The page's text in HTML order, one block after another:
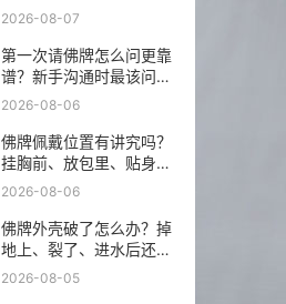
意什么
2026-08-07
第一次请佛牌怎么问更靠
谱？新手沟通时最该问的
5 个问题
2026-08-06
佛牌佩戴位置有讲究吗？
挂胸前、放包里、贴身戴
分别注意什么？
2026-08-06
佛牌外壳破了怎么办？掉
地上、裂了、进水后还能
不能继续戴？
2026-08-05